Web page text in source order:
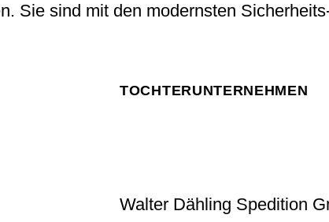
Sie sind mit den modernsten
TOCHTERUNTERNEHMEN
Walter Dähling Spedition